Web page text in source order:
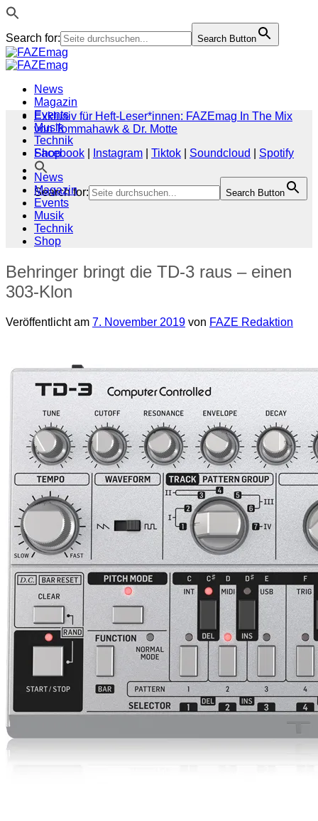
Search for: Search Button
Zum
Inhalt
News
Magazin
Events
Musik
Technik
Shop
Search for: Search Button
Exklusiv für Heft-Leser*innen: FAZEmag In The Mix
von Tommahawk & Dr. Motte
Facebook
Instagram Tiktok Soundcloud
Spotify
News
Magazin
Events
Musik
Technik
Shop
Behringer bringt die TD-3 raus – einen
303-Klon
Veröffentlicht am 7. November 2019 von FAZE Redaktion